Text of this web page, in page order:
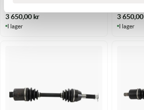
3 650,00kr
I lager
3 650,00
I lager